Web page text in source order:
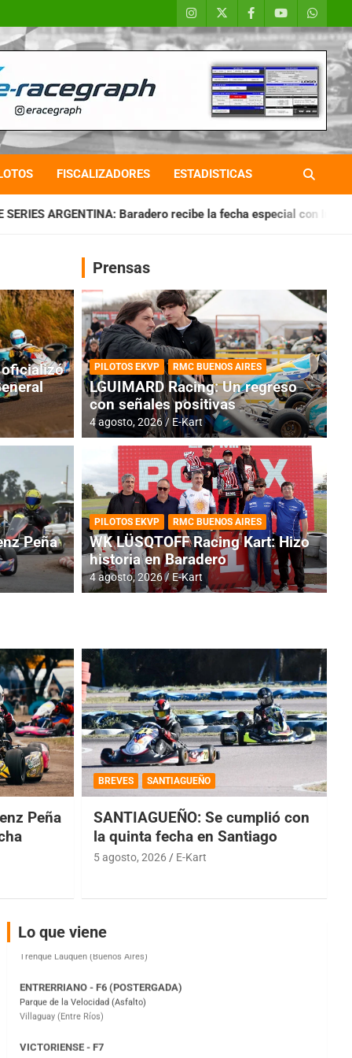
FISCALIZADORES ESTADISTICAS
recibe la fecha especial con Invitados
RMC BUENOS AIRES
Cerró una jornada
oficializó
Peña
Prensas
PILOTOS EKVP RMC BUENOS AIRES
LGUIMARD Racing: Un regreso
con señales positivas
4 agosto, 2026 E-Kart
PILOTOS EKVP RMC BUENOS AIRES
WK LÜSQTOFF Racing Kart: Hizo
historia en Baradero
4 agosto, 2026 E-Kart
Peña
BREVES SANTIAGUEÑO
SANTIAGUEÑO: Se cumplió con
la quinta fecha en Santiago
5 agosto, 2026 E-Kart
Lo que viene
COBERTURA ESPECIAL DE E-KART.COM.AR
08/09-AGO
Ramiro Tot (Asfalto)
Baradero (Buenos Aires)
Parque de la Velocidad (Asfalto)
VICTORIENSE - F7
El Cerro (Tierra)
Victoria (Entre Ríos)
PATAGONICO - F6